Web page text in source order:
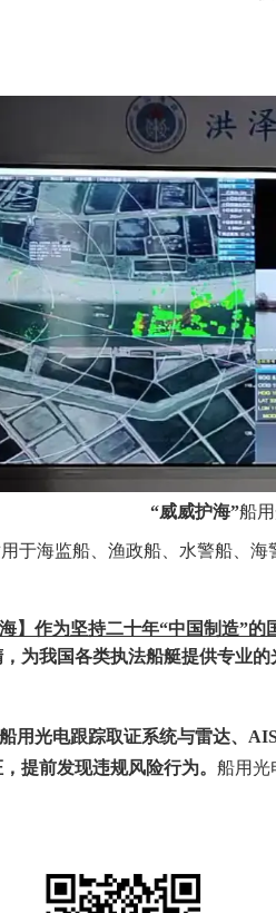
“威威护海”船
于海监船、渔政船、水警船、
海】作为坚持二十年“中国制造”的
为我国各类执法船艇提供专业的
用光电跟踪取证系统与雷达、
提前发现违规风险行为。 船用光